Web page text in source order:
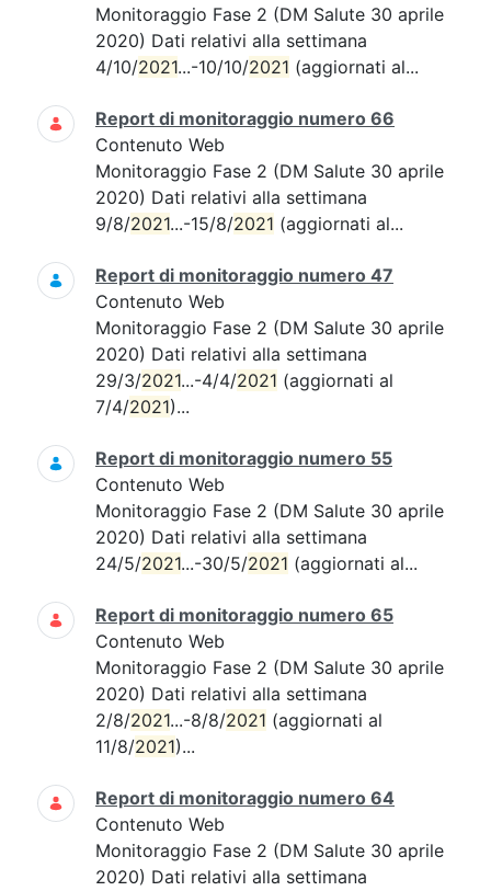
Monitoraggio Fase 2 (DM Salute 30 aprile
2020) Dati relativi alla settimana
4/10/2021...-10/10/2021 (aggiornati al...
Report di monitoraggio numero 66
Contenuto Web
Monitoraggio Fase 2 (DM Salute 30 aprile
2020) Dati relativi alla settimana
9/8/2021...-15/8/2021 (aggiornati al...
Report di monitoraggio numero 47
Contenuto Web
Monitoraggio Fase 2 (DM Salute 30 aprile
2020) Dati relativi alla settimana
29/3/2021...-4/4/2021 (aggiornati al
7/4/2021)...
Report di monitoraggio numero 55
Contenuto Web
Monitoraggio Fase 2 (DM Salute 30 aprile
2020) Dati relativi alla settimana
24/5/2021...-30/5/2021 (aggiornati al...
Report di monitoraggio numero 65
Contenuto Web
Monitoraggio Fase 2 (DM Salute 30 aprile
2020) Dati relativi alla settimana
2/8/2021...-8/8/2021 (aggiornati al
11/8/2021)...
Report di monitoraggio numero 64
Contenuto Web
Monitoraggio Fase 2 (DM Salute 30 aprile
2020) Dati relativi alla settimana